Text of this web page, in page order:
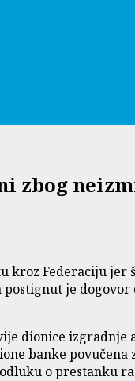
zbog
Federaciju
je
dionice
banke
o prestanku